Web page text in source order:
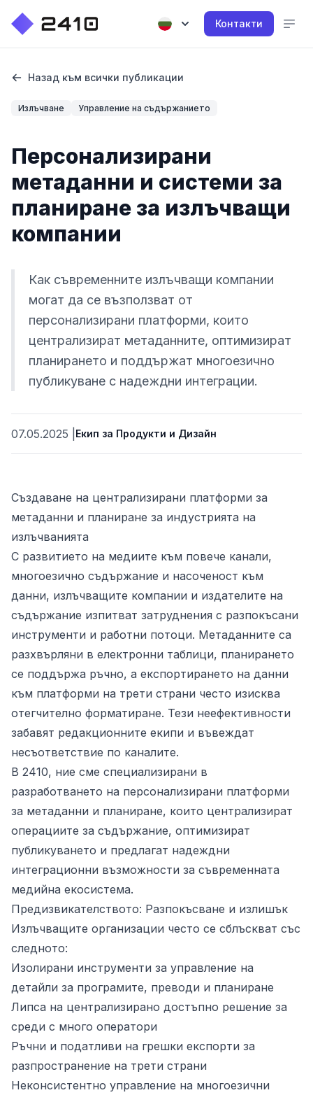
Контакти
Назад към всички публикации
Излъчване Управление на съдържанието
Персонализирани
метаданни и системи за
планиране за излъчващи
компании
Как съвременните излъчващи компании
могат да се възползват от
персонализирани платформи, които
централизират метаданните, оптимизират
планирането и поддържат многоезично
публикуване с надеждни интеграции.
07.05.2025 Екип за Продукти и Дизайн
Създаване на централизирани платформи за
метаданни и планиране за индустрията на
излъчванията
С развитието на медиите към повече канали,
многоезично съдържание и насоченост към
данни, излъчващите компании и издателите на
съдържание изпитват затруднения с разпокъсани
инструменти и работни потоци. Метаданните са
разхвърляни в електронни таблици, планирането
се поддържа ръчно, а експортирането на данни
към платформи на трети страни често изисква
отегчително форматиране. Тези неефективности
забавят редакционните екипи и въвеждат
несъответствие по каналите.
В 2410, ние сме специализирани в
разработването на персонализирани платформи
за метаданни и планиране, които централизират
операциите за съдържание, оптимизират
публикуването и предлагат надеждни
интеграционни възможности за съвременната
медийна екосистема.
Предизвикателството: Разпокъсване и излишък
Излъчващите организации често се сблъскват със
следното:
Изолирани инструменти за управление на
детайли за програмите, преводи и планиране
Липса на централизирано достъпно решение за
среди с много оператори
Ръчни и податливи на грешки експорти за
разпространение на трети страни
Неконсистентно управление на многоезични